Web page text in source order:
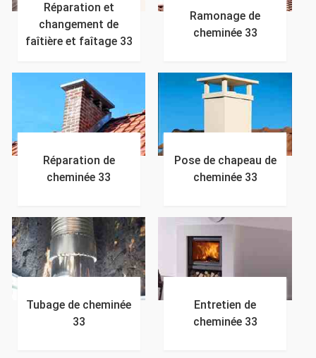
Réparation et
changement de
faîtière et faîtage 33
Ramonage de
cheminée 33
Réparation de
cheminée 33
Pose de chapeau de
cheminée 33
Tubage de cheminée
33
Entretien de
cheminée 33